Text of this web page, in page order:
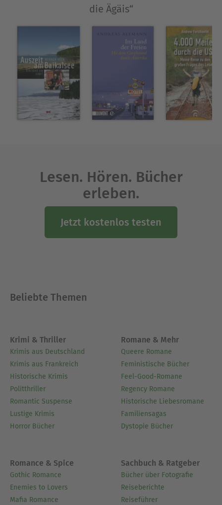
Deffner • Andrea Dimitriadis • Kristina Edel • Edit
Engelmann • Paul Efmorfidis • Ellen Katja Jaeckel •
Maria Galitsas • Irma de Groot • David Kapetanidis
• Andreas Karkavitsas • Karsta Lipp • Brigitte
Münch • Peter Pachel• Karl Plepelits • Wolfgang
Schulze • Willi Schmidt-Wulff • Eleni Torossi •
Wolfgang Wünsch und die Übersetzer Gesa Singer
und Hans-Bernhard Schlumm freuen uns auf
deinen Besuch.
die Ägäis“
Lesen. Hören. Bücher
erleben.
Jetzt kostenlos testen
Beliebte Themen
Krimi & Thriller
Krimis aus Deutschland
Krimis aus Frankreich
Historische Krimis
Politthriller
Romantic Suspense
Lustige Krimis
Horror Bücher
Romane & Mehr
Queere Romane
Feministische Bücher
Feel-Good-Romane
Regency Romane
Historische Liebesromane
Familiensagas
Dystopie Bücher
Romance & Spice
Gothic Romance
Enemies to Lovers
Mafia Romance
Sachbuch & Ratgeber
Bücher über Fotografie
Reiseberichte
Reiseführer